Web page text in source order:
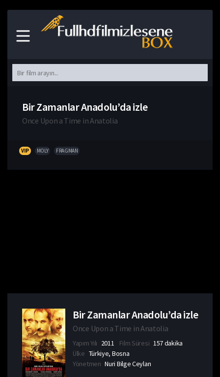
Bir Zamanlar Anadolu’da izle
Once Upon a Time in Anatolia
VIP MOLY FRAGMAN
Bir Zamanlar Anadolu’da izle
Once Upon a Time in Anatolia
Yapım Yılı 2011 Film Süresi 157 dakika
Ülke Türkiye, Bosna
Yönetmen Nuri Bilge Ceylan